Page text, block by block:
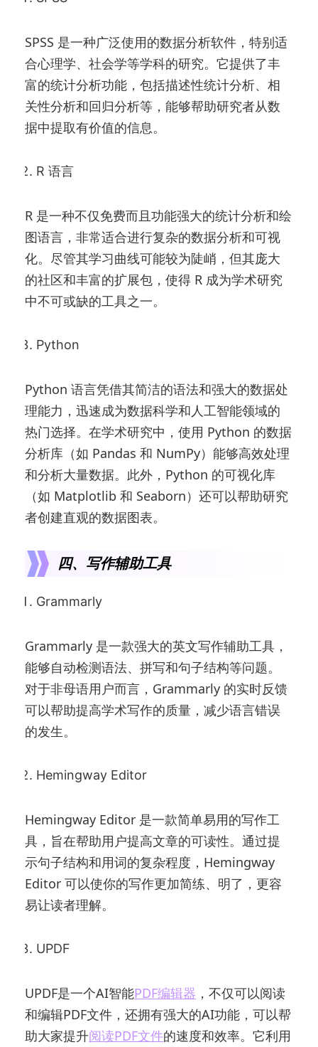
SPSS 是一种广泛使用的数据分析软件，特别适
合心理学、社会学等学科的研究。它提供了丰
富的统计分析功能，包括描述性统计分析、相
关性分析和回归分析等，能够帮助研究者从数
据中提取有价值的信息。
R 语言
R 是一种不仅免费而且功能强大的统计分析和绘
图语言，非常适合进行复杂的数据分析和可视
化。尽管其学习曲线可能较为陡峭，但其庞大
的社区和丰富的扩展包，使得 R 成为学术研究
中不可或缺的工具之一。
Python
Python 语言凭借其简洁的语法和强大的数据处
理能力，迅速成为数据科学和人工智能领域的
热门选择。在学术研究中，使用 Python 的数据
分析库（如 Pandas 和 NumPy）能够高效处理
和分析大量数据。此外，Python 的可视化库
（如 Matplotlib 和 Seaborn）还可以帮助研究
者创建直观的数据图表。
四、写作辅助工具
Grammarly
Grammarly 是一款强大的英文写作辅助工具，
能够自动检测语法、拼写和句子结构等问题。
对于非母语用户而言，Grammarly 的实时反馈
可以帮助提高学术写作的质量，减少语言错误
的发生。
Hemingway Editor
Hemingway Editor 是一款简单易用的写作工
具，旨在帮助用户提高文章的可读性。通过提
示句子结构和用词的复杂程度，Hemingway
Editor 可以使你的写作更加简练、明了，更容
易让读者理解。
UPDF
UPDF是一个AI智能PDF编辑器 ，不仅可以阅读
和编辑PDF文件，还拥有强大的AI功能，可以帮
助大家提升阅读PDF文件的速度和效率。它利用